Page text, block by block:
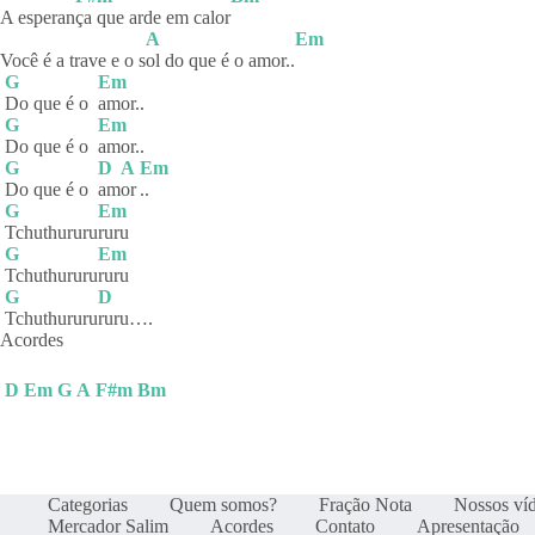
A esperança que arde em calor
Você é a trave e o s
A
ol do que é o amor..
Em
G
Do que é o
Em
amor..
G
Do que é o
Em
amor..
G
Do que é o
D
am
A
or
Em
..
G
Tchuthururu
Em
ruru
G
Tchuthururu
Em
ruru
G
Tchuthururu
D
ruru….
Acordes
D Em G A F#m Bm
Categorias Quem somos? Fração Nota Nossos
Mercador Salim
Acordes Contato Apresentação